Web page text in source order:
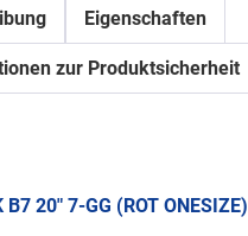
Eigenschaften
zur Produktsicherheit
B7 20" 7-GG (ROT ONESIZE)